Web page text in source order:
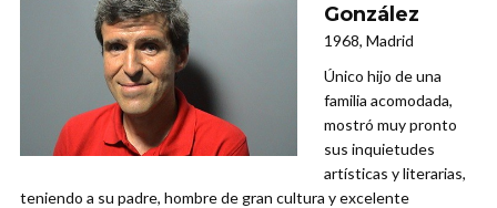
González
1968, Madrid
Único hijo de una
familia acomodada,
mostró muy pronto
sus inquietudes
artísticas y literarias,
teniendo a su padre, hombre de gran cultura y excelente